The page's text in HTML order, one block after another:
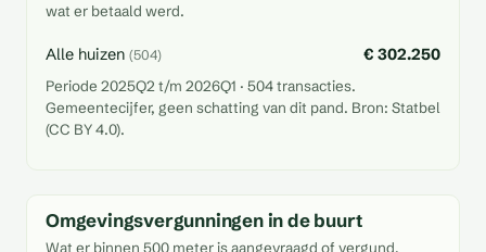
wat er betaald werd.
Alle huizen (504) € 302.250
Periode 2025Q2 t/m 2026Q1 · 504 transacties.
Gemeentecijfer, geen schatting van dit pand. Bron: Statbel
(CC BY 4.0).
Omgevingsvergunningen in de buurt
Wat er binnen 500 meter is aangevraagd of vergund,